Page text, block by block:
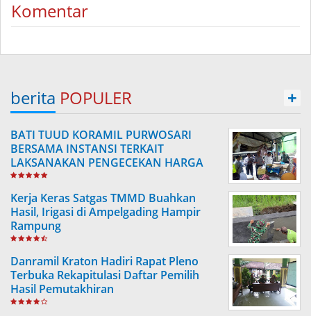
Komentar
berita POPULER +
BATI TUUD KORAMIL PURWOSARI
BERSAMA INSTANSI TERKAIT
LAKSANAKAN PENGECEKAN HARGA
SEMBAKO
Kerja Keras Satgas TMMD Buahkan
Hasil, Irigasi di Ampelgading Hampir
Rampung
Danramil Kraton Hadiri Rapat Pleno
Terbuka Rekapitulasi Daftar Pemilih
Hasil Pemutakhiran